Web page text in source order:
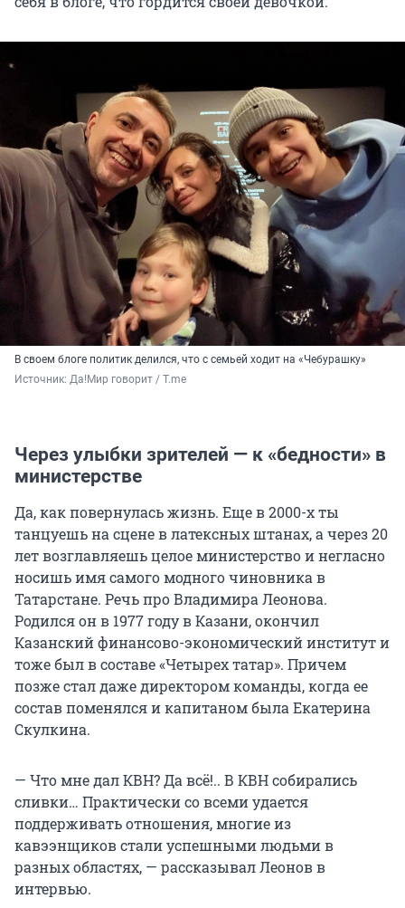
В своем блоге политик делился, что с семьей ходит на «Чебурашку»
Источник: Да!Мир говорит / T.me
Через улыбки зрителей — к «бедности» в
министерстве
Да, как повернулась жизнь. Еще в 2000-х ты
танцуешь на сцене в латексных штанах, а через 20
лет возглавляешь целое министерство и негласно
носишь имя самого модного чиновника в
Татарстане. Речь про Владимира Леонова.
Родился он в 1977 году в Казани, окончил
Казанский финансово-экономический институт и
тоже был в составе «Четырех татар». Причем
позже стал даже директором команды, когда ее
состав поменялся и капитаном была Екатерина
Скулкина.
— Что мне дал КВН? Да всё!.. В КВН собирались
сливки… Практически со всеми удается
поддерживать отношения, многие из
кавээнщиков стали успешными людьми в
разных областях, — рассказывал Леонов в
интервью.